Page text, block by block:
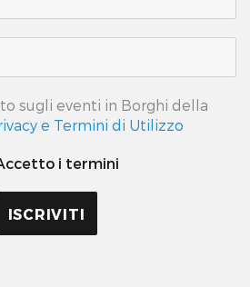
sugli eventi in Borghi della
e Termini di Utilizzo
i termini